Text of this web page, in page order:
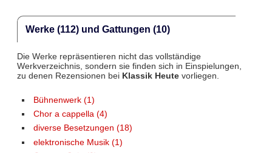
Werke (112) und Gattungen (10)
Die Werke repräsentieren nicht das vollständige
Werkverzeichnis, sondern sie finden sich in Einspielungen,
zu denen Rezensionen bei Klassik Heutevorliegen.
Bühnenwerk (1)
Chor a cappella (4)
diverse Besetzungen (18)
elektronische Musik (1)